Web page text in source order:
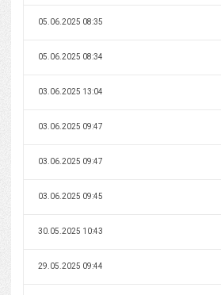
05.06.2025 08:35
05.06.2025 08:34
03.06.2025 13:04
03.06.2025 09:47
03.06.2025 09:47
03.06.2025 09:45
30.05.2025 10:43
29.05.2025 09:44